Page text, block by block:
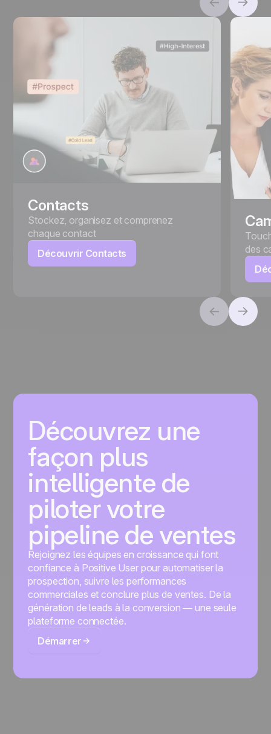
Contacts
Stockez, organisez et comprenez
chaque contact
Découvrir Contacts
des
Découvrez une
façon plus
intelligente de
piloter votre
pipeline de ventes
Rejoignez les équipes en croissance qui font
confiance à Positive User pour automatiser la
prospection, suivre les performances
commerciales et conclure plus de ventes. De la
génération de leads à la conversion — une seule
plateforme connectée.
Démarrer